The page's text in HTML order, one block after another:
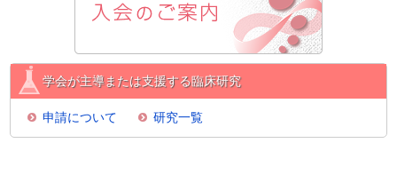
学会が主導または支援する臨床研究
申請について 研究一覧